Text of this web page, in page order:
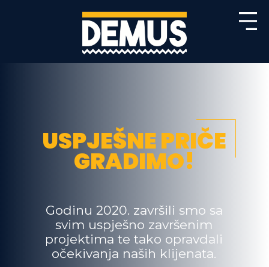
USPJEŠNE PRIČE
GRADIMO!
Godinu 2020. završili smo sa
svim uspješno završenim
projektima te tako opravdali
očekivanja naših klijenata.